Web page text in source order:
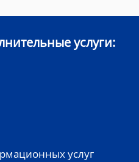
услуги:
услуг